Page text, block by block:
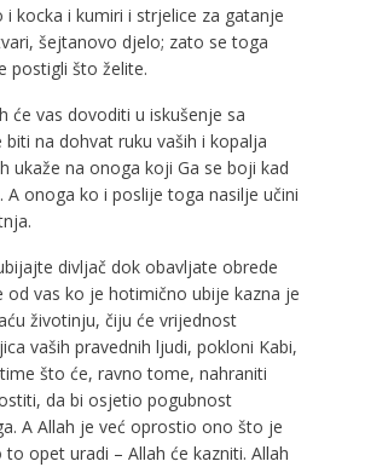
i kocka i kumiri i strjelice za gatanje
šejtanovo djelo; zato se toga
postigli što želite.
će vas dovoditi u iskušenje sa
biti na dohvat ruku vaših i kopalja
ukaže na onoga koji Ga se boji kad
A onoga ko i poslije toga nasilje učini
divljač dok obavljate obrede
od vas ko je hotimično ubije kazna je
životinju, čiju će vrijednost
vaših pravednih ljudi, pokloni Kabi,
što će, ravno tome, nahraniti
da bi osjetio pogubnost
A Allah je već oprostio ono što je
opet uradi – Allah će kazniti. Allah